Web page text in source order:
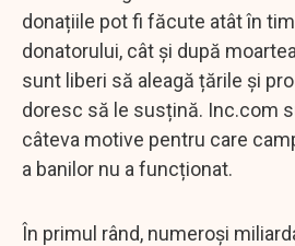
donațiile pot fi făcute atât în
donatorului, cât și după
sunt liberi să aleagă țările și
doresc să le susțină. Inc.com
câteva motive pentru care
a banilor nu a funcționat.
În primul rând, numeroși